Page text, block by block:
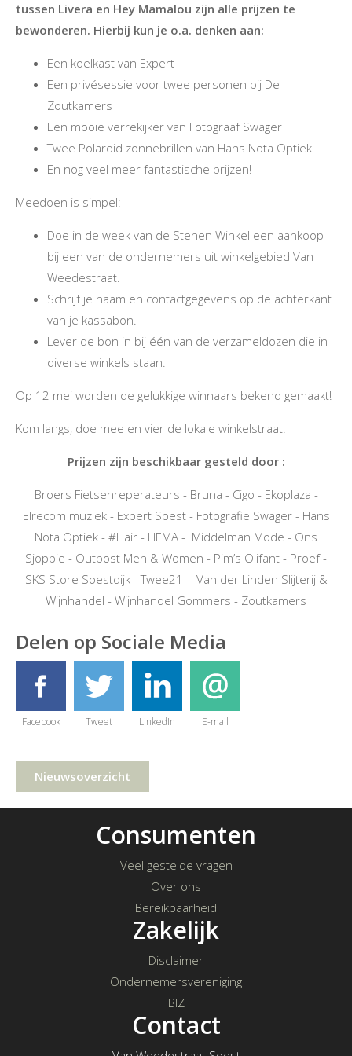
tussen Livera en Hey Mamalou zijn alle prijzen te
bewonderen. Hierbij kun je o.a. denken aan:
Een koelkast van Expert
Een privésessie voor twee personen bij De
Zoutkamers
Een mooie verrekijker van Fotograaf Swager
Twee Polaroid zonnebrillen van Hans Nota Optiek
En nog veel meer fantastische prijzen!
Meedoen is simpel:
Doe in de week van de Stenen Winkel een aankoop
bij een van de ondernemers uit winkelgebied Van
Weedestraat.
Schrijf je naam en contactgegevens op de achterkant
van je kassabon.
Lever de bon in bij één van de verzameldozen die in
diverse winkels staan.
Op 12 mei worden de gelukkige winnaars bekend gemaakt!
Kom langs, doe mee en vier de lokale winkelstraat!
Prijzen zijn beschikbaar gesteld door :
Broers Fietsenreperateurs - Bruna - Cigo - Ekoplaza -
Elrecom muziek - Expert Soest - Fotografie Swager - Hans
Nota Optiek - #Hair - HEMA - Middelman Mode - Ons
Sjoppie - Outpost Men & Women - Pim’s Olifant - Proef -
SKS Store Soestdijk - Twee21 - Van der Linden Slijterij &
Wijnhandel - Wijnhandel Gommers - Zoutkamers
Delen op Sociale Media
Facebook Tweet LinkedIn E-mail
Nieuwsoverzicht
Consumenten
Veel gestelde vragen
Over ons
Bereikbaarheid
Zakelijk
Disclaimer
Ondernemersvereniging
BIZ
Contact